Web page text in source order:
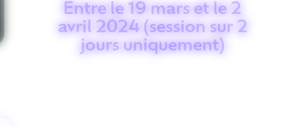
Entre le 19 mars et le 2
avril 2024 (session sur 2
jours uniquement)